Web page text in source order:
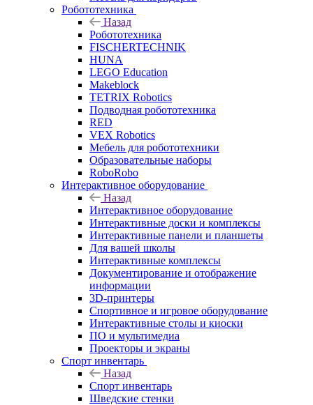
Робототехника
Назад
Робототехника
FISCHERTECHNIK
HUNA
LEGO Education
Makeblock
TETRIX Robotics
Подводная робототехника
RED
VEX Robotics
Мебель для робототехники
Образовательные наборы
RoboRobo
Интерактивное оборудование
Назад
Интерактивное оборудование
Интерактивные доски и комплексы
Интерактивные панели и планшеты
Для вашей школы
Интерактивные комплексы
Документирование и отображение
информации
3D-принтеры
Спортивное и игровое оборудование
Интерактивные столы и киоски
ПО и мультимедиа
Проекторы и экраны
Спорт инвентарь
Назад
Спорт инвентарь
Шведские стенки